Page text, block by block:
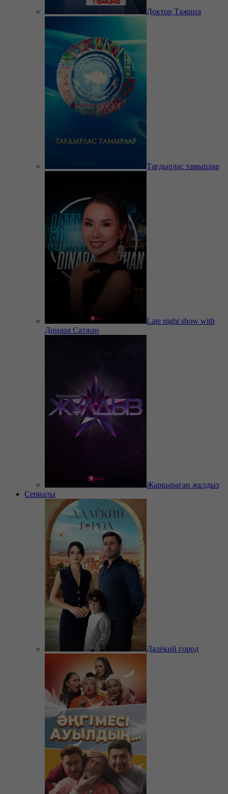
Доктор Тажина
Тағдырлас тамырлар
Late night show with
Динара Сатжан
Жарқыраған жұлдыз
Сериалы
Далёкий город